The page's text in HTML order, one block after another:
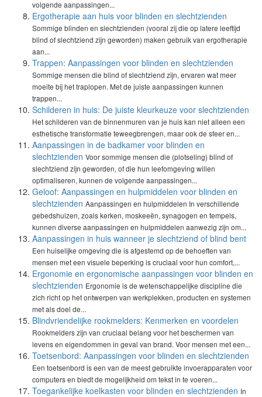
volgende aanpassingen...
Ergotherapie aan huis voor blinden en slechtzienden
Sommige blinden en slechtzienden (vooral zij die op latere leeftijd
blind of slechtziend zijn geworden) maken gebruik van ergotherapie
aan...
Trappen: Aanpassingen voor blinden en slechtzienden
Sommige mensen die blind of slechtziend zijn, ervaren wat meer
moeite bij het traplopen. Met de juiste aanpassingen kunnen
trappen...
Schilderen in huis: De juiste kleurkeuze voor slechtzienden
Het schilderen van de binnenmuren van je huis kan niet alleen een
esthetische transformatie teweegbrengen, maar ook de sfeer en...
Aanpassingen in de badkamer voor blinden en
slechtzienden Voor sommige mensen die (plotseling) blind of
slechtziend zijn geworden, of die hun leefomgeving willen
optimaliseren, kunnen de volgende aanpassingen...
Geloof: Aanpassingen en hulpmiddelen voor blinden en
slechtzienden Aanpassingen en hulpmiddelen In verschillende
gebedshuizen, zoals kerken, moskeeën, synagogen en tempels,
kunnen diverse aanpassingen en hulpmiddelen aanwezig zijn om...
Aanpassingen in huis wanneer je slechtziend of blind bent
Een huiselijke omgeving die is afgestemd op de behoeften van
mensen met een visuele beperking is cruciaal voor hun comfort,...
Ergonomie en ergonomische aanpassingen voor blinden en
slechtzienden Ergonomie is de wetenschappelijke discipline die
zich richt op het ontwerpen van werkplekken, producten en systemen
met als doel de...
Blindvriendelijke rookmelders: Kenmerken en voordelen
Rookmelders zijn van cruciaal belang voor het beschermen van
levens en eigendommen in geval van brand. Voor mensen met een...
Toetsenbord: Aanpassingen voor blinden en slechtzienden
Een toetsenbord is een van de meest gebruikte invoerapparaten voor
computers en biedt de mogelijkheid om tekst in te voeren...
Toegankelijke koelkasten voor blinden en slechtzienden In